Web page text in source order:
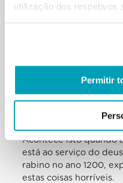
utilização dos respetivos
Permitir
a palha, e misturar a
secar, depois cosê-la,
construir a torre. Se
— tinha custado tanto
nacional. Quem o
despedido, e não sei o
Acontece isto quando
está ao serviço do
rabino no ano 1200,
estas coisas horríveis.